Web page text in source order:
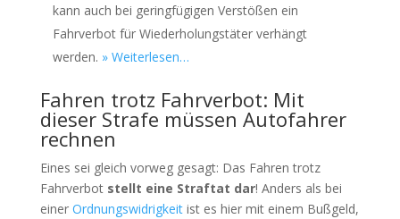
kann auch bei geringfügigen Verstößen ein
Fahrverbot für Wiederholungstäter verhängt
werden. » Weiterlesen…
Fahren trotz Fahrverbot: Mit
dieser Strafe müssen Autofahrer
rechnen
Eines sei gleich vorweg gesagt: Das Fahren trotz
Fahrverbot stellt eine Straftat dar! Anders als bei
einer Ordnungswidrigkeitist es hier mit einem Bußgeld,